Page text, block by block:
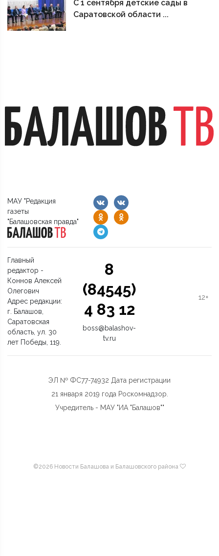
С 1 сентября детские сады в
Саратовской области ...
МАУ "Редакция
газеты
"Балашовская правда"
Главный
редактор -
Коннов Алексей
Олегович
Адрес редакции:
г. Балашов,
Саратовская
область, ул. 30
лет Победы, 119.
8
(84545)
4 83 12
boss@balashov-
tv.ru
12+
ЭЛ № ФС77-74932 Дата регистрации
21 января 2019 года Роскомнадзор.
Учредитель - МАУ "ИА "Балашов""
©2026 Новости Балашова и Балашовского района